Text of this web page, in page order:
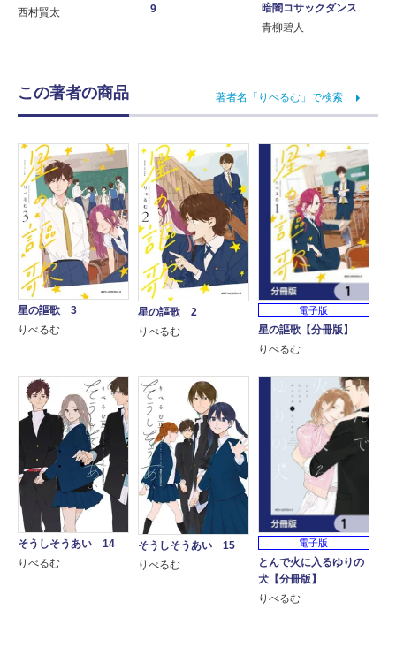
西村賢太
9
暗闇コサックダンス
青柳碧人
この著者の商品 著者名「りべるむ」で検索
星の謳歌 3
りべるむ
星の謳歌 2
りべるむ
電子版
星の謳歌【分冊版】
りべるむ
そうしそうあい 14
りべるむ
そうしそうあい 15
りべるむ
電子版
とんで火に入るゆりの
犬【分冊版】
りべるむ